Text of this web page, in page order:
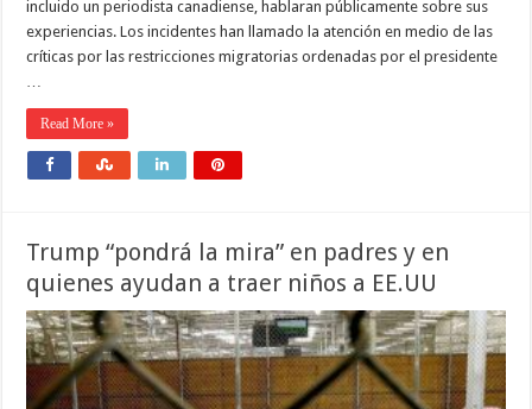
incluido un periodista canadiense, hablaran públicamente sobre sus
experiencias. Los incidentes han llamado la atención en medio de las
críticas por las restricciones migratorias ordenadas por el presidente
Read More »
Trump “pondrá la mira” en padres y en
quienes ayudan a traer niños a EE.UU